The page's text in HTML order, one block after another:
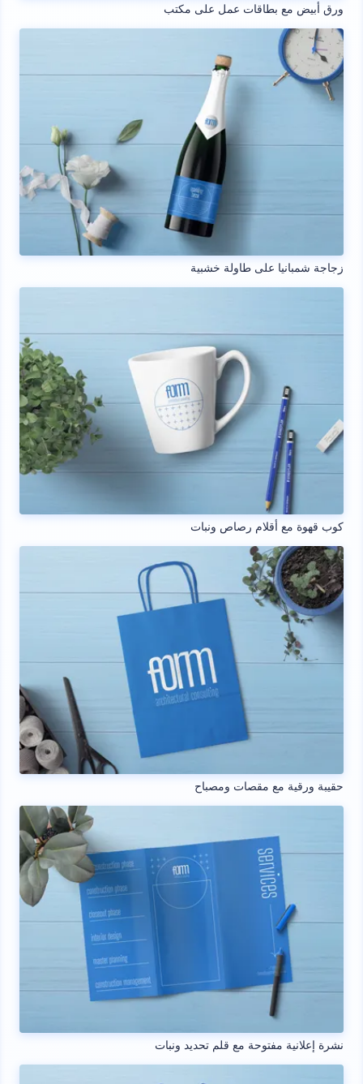
ورق أبيض مع بطاقات عمل على مكتب
زجاجة شمبانيا على طاولة خشبية
كوب قهوة مع أقلام رصاص ونبات
حقيبة ورقية مع مقصات ومصباح
نشرة إعلانية مفتوحة مع قلم تحديد ونبات